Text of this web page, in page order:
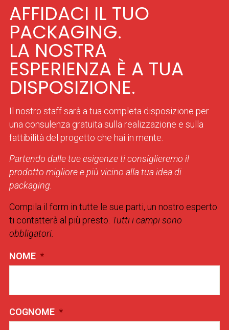
AFFIDACI IL TUO
PACKAGING.
LA NOSTRA
ESPERIENZA È A TUA
DISPOSIZIONE.
Il nostro staff sarà a tua completa disposizione per
una consulenza gratuita sulla realizzazione e sulla
fattibilità del progetto che hai in mente.
Partendo dalle tue esigenze ti consiglieremo il
prodotto migliore e più vicino alla tua idea di
packaging.
Compila il form in tutte le sue parti, un nostro esperto
ti contatterà al più presto. Tutti i campi sono
obbligatori.
NOME *
COGNOME *